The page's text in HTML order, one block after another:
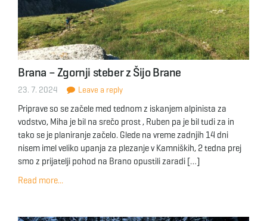
n
Brana – Zgornji steber z Šijo Brane
23. 7. 2024 Leave a reply
Priprave so se začele med tednom z iskanjem alpinista za
vodstvo, Miha je bil na srečo prost , Ruben pa je bil tudi za in
tako se je planiranje začelo. Glede na vreme zadnjih 14 dni
nisem imel veliko upanja za plezanje v Kamniških, 2 tedna prej
smo z prijatelji pohod na Brano opustili zaradi […]
Read more...